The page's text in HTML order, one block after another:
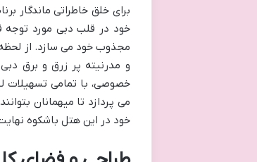
خود در قلب دبی مورد توجه
مجذوب خود می سازد. از لحظه
و مدرنیته پر زرق و برق
خصوصی، با تمامی تسهیلات
می پردازد تا میهمانان
خود در این هتل باشکوه